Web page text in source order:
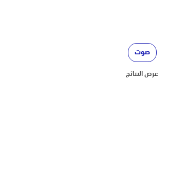
عرض النتائج